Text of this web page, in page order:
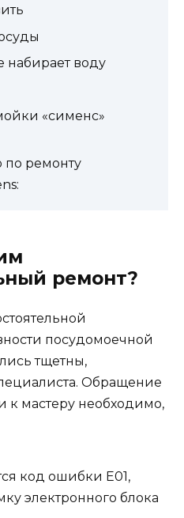
набирает воду
«сименс»
по ремонту
ремонт?
посудомоечной
тщетны,
Обращение
к мастеру необходимо,
код ошибки E01,
электронного блока